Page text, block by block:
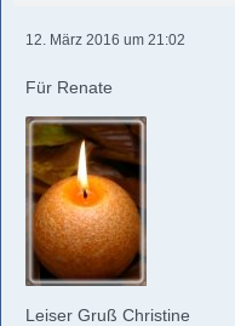
12. März 2016 um 21:02
Für Renate
Leiser Gruß Christine